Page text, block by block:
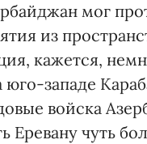
мог
из
кажется,
западе
войска
Еревану чуть